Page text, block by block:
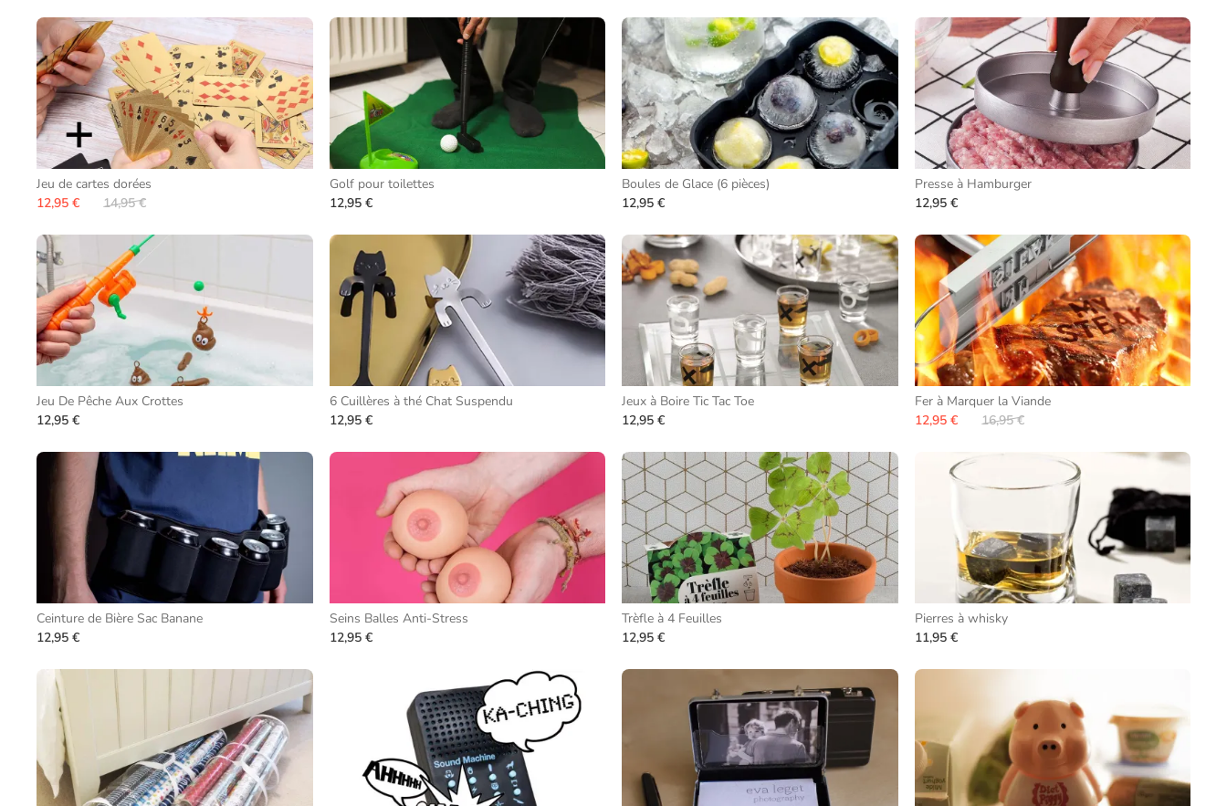
Jeu de cartes dorées
12,95 €
14,95 €
Golf pour toilettes
12,95 €
Boules de Glace (6 pièces)
12,95 €
Presse à Hamburger
12,95 €
Jeu De Pêche Aux Crottes
12,95 €
6 Cuillères à thé Chat Suspendu
12,95 €
Jeux à Boire Tic Tac Toe
12,95 €
Fer à Marquer la Viande
12,95 €
16,95 €
Ceinture de Bière Sac Banane
12,95 €
Seins Balles Anti-Stress
12,95 €
Trèfle à 4 Feuilles
12,95 €
Pierres à whisky
11,95 €